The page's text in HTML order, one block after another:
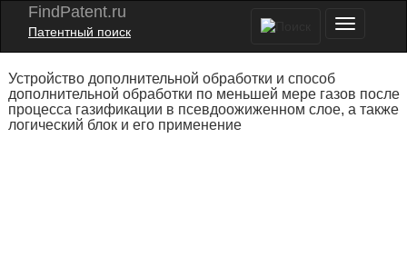
FindPatent.ru
Патентный поиск
Устройство дополнительной обработки и способ
дополнительной обработки по меньшей мере газов после
процесса газификации в псевдоожиженном слое, а также
логический блок и его применение